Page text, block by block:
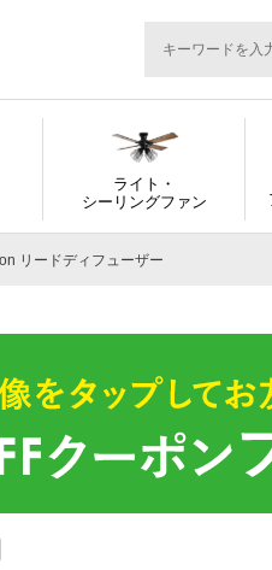
ライト・
シーリングファン
リードディフューザー